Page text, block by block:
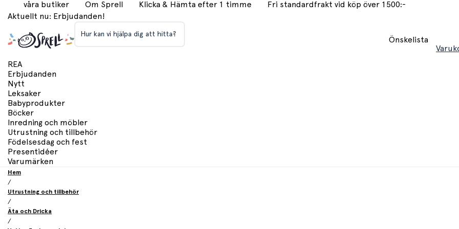
våra butiker Om Sprell Klicka & Hämta efter 1 timme
Fri standardfrakt vid köp över 1500:-
Aktuellt nu: Erbjudanden!
Hur kan vi hjälpa dig att hitta?
Önskelista
REA
Erbjudanden
Nytt
Leksaker
Babyprodukter
Böcker
Inredning och möbler
Utrustning och tillbehör
Födelsesdag och fest
Presentidéer
Varumärken
Hem
/
Utrustning och tillbehör
/
Äta och Dricka
/